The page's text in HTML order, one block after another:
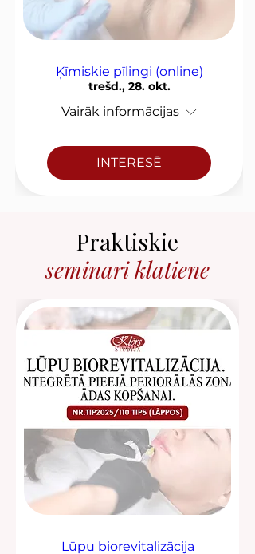
Ķīmiskie pīlingi (online)
trešd., 28. okt.
Vairāk informācijas
INTERESĒ
Praktiskie
semināri klātienē
Lūpu biorevitalizācija